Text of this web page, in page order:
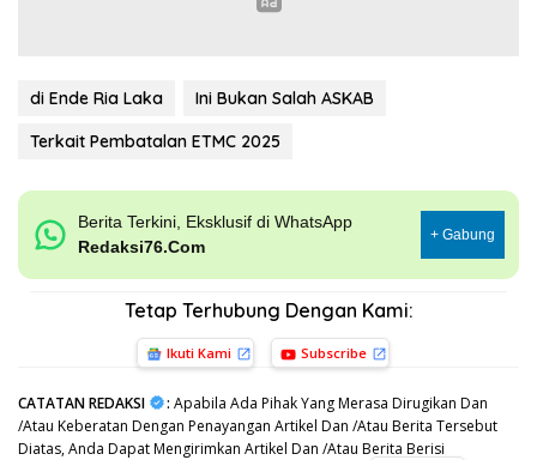
di Ende Ria Laka
Ini Bukan Salah ASKAB
Terkait Pembatalan ETMC 2025
Berita Terkini, Eksklusif di WhatsApp
Redaksi76.Com
+ Gabung
Tetap Terhubung Dengan Kami:
Ikuti Kami Subscribe
CATATAN REDAKSI : Apabila Ada Pihak Yang Merasa Dirugikan Dan
/Atau Keberatan Dengan Penayangan Artikel Dan /Atau Berita Tersebut
Diatas, Anda Dapat Mengirimkan Artikel Dan /Atau Berita Berisi